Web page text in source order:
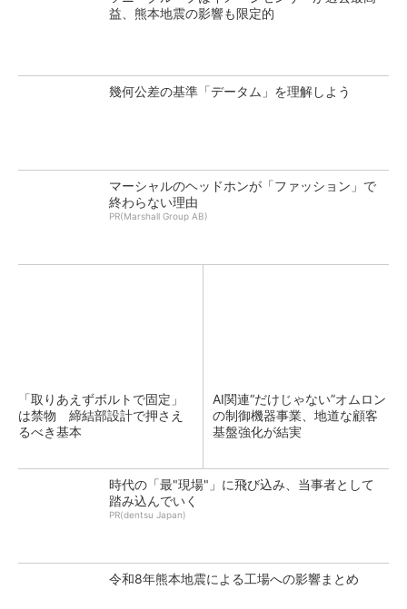
益、熊本地震の影響も限定的
幾何公差の基準「データム」を理解しよう
マーシャルのヘッドホンが「ファッション」で
終わらない理由
PR(Marshall Group AB)
「取りあえずボルトで固定」
は禁物 締結部設計で押さえ
るべき基本
AI関連“だけじゃない”オムロン
の制御機器事業、地道な顧客
基盤強化が結実
時代の「最"現場"」に飛び込み、当事者として
踏み込んでいく
PR(dentsu Japan)
令和8年熊本地震による工場への影響まとめ